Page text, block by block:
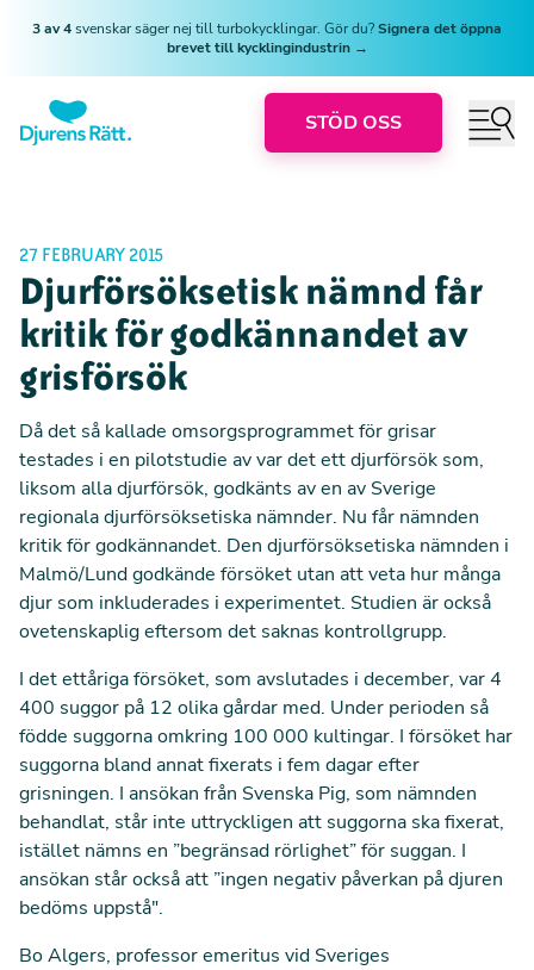
3 av 4svenskar säger nej till turbokycklingar. Gör du?Signera det öppna
brevet till kycklingindustrin →
STÖD OSS
27 FEBRUARY 2015
Djurförsöksetisk nämnd får
kritik för godkännandet av
grisförsök
Då det så kallade omsorgsprogrammet för grisar
testades i en pilotstudie av var det ett djurförsök som,
liksom alla djurförsök, godkänts av en av Sverige
regionala djurförsöksetiska nämnder. Nu får nämnden
kritikför godkännandet. Den djurförsöksetiska nämnden i
Malmö/Lund godkände försöket utan att veta hur många
djur som inkluderades i experimentet. Studien är också
ovetenskaplig eftersom det saknas kontrollgrupp.
I det ettåriga försöket, som avslutades i december, var 4
400 suggor på 12 olika gårdar med. Under perioden så
födde suggorna omkring 100 000 kultingar. I försöket har
suggorna bland annat fixerats i fem dagar efter
grisningen. I ansökan från Svenska Pig, som nämnden
behandlat, står inte uttryckligen att suggorna ska fixerat,
istället nämns en ”begränsad rörlighet” för suggan. I
ansökan står också att ”ingen negativ påverkan på djuren
bedöms uppstå".
Bo Algers, professor emeritus vid Sveriges